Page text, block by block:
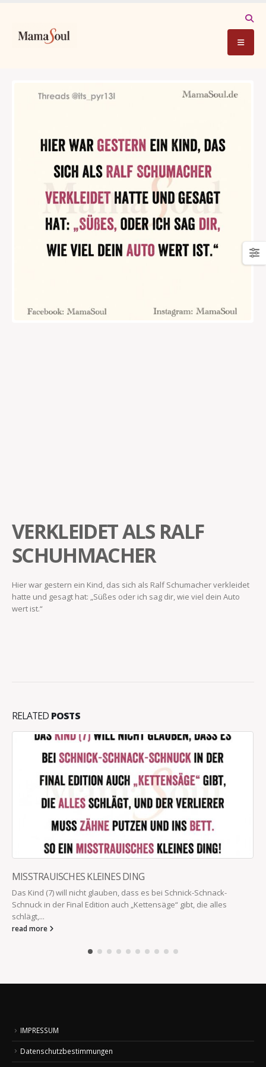
VERKLEIDET ALS RALF
SCHUHMACHER
Hier war gestern ein Kind, das sich als Ralf Schumacher verkleidet
hatte und gesagt hat: „Süßes oder ich sag dir, wie viel dein Auto
wert ist.“
RELATED POSTS
MISSTRAUISCHES KLEINES DING
Das Kind (7) will nicht glauben, dass es bei Schnick-Schnack-
Schnuck in der Final Edition auch „Kettensäge“ gibt, die alles
schlägt,...
read more
IMPRESSUM
Datenschutzbestimmungen